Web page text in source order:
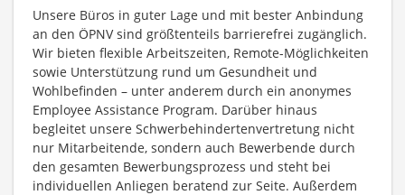
Unsere Büros in guter Lage und mit bester Anbindung
an den ÖPNV sind größtenteils barrierefrei zugänglich.
Wir bieten flexible Arbeitszeiten, Remote-Möglichkeiten
sowie Unterstützung rund um Gesundheit und
Wohlbefinden – unter anderem durch ein anonymes
Employee Assistance Program. Darüber hinaus
begleitet unsere Schwerbehindertenvertretung nicht
nur Mitarbeitende, sondern auch Bewerbende durch
den gesamten Bewerbungsprozess und steht bei
individuellen Anliegen beratend zur Seite. Außerdem